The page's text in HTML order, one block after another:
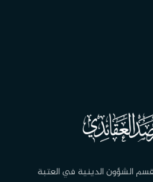
الشؤون الدينية في العتبة